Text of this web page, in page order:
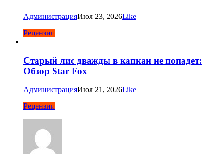
АдминистрацияИюл 23, 2026Like
Рецензии
Старый лис дважды в капкан не попадет:
Обзор Star Fox
АдминистрацияИюл 21, 2026Like
Рецензии